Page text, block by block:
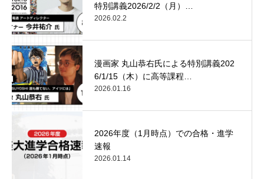
特別講義2026/2/2（月）…
2026.02.2
漫画家 丸山恭右氏による特別講義202
6/1/15（木）に高等課程…
2026.01.16
2026年度（1月時点）での合格・進学
速報
2026.01.14